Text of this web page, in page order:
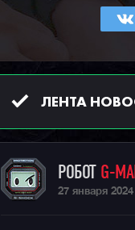
ЛЕНТА
РОБОТ G-
27 января 2024